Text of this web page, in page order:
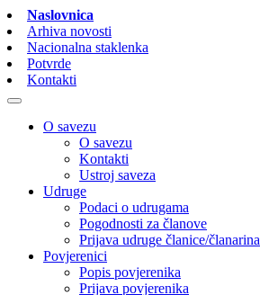
Naslovnica
Arhiva novosti
Nacionalna staklenka
Potvrde
Kontakti
O savezu
O savezu
Kontakti
Ustroj saveza
Udruge
Podaci o udrugama
Pogodnosti za članove
Prijava udruge članice/članarina
Povjerenici
Popis povjerenika
Prijava povjerenika